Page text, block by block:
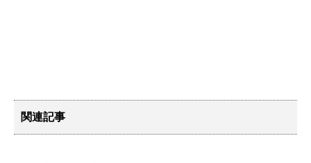
関連記事